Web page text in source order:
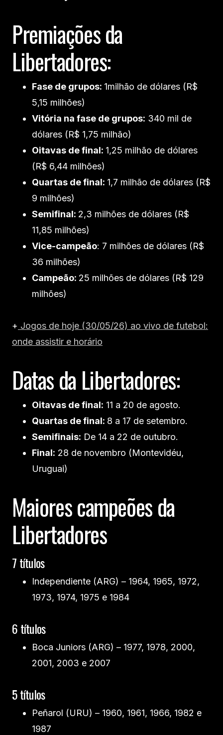
Premiações da
Libertadores:
Fase de grupos: 1milhão de dólares (R$
5,15 milhões)
Vitória na fase de grupos: 340 mil de
dólares (R$ 1,75 milhão)
Oitavas de final: 1,25 milhão de dólares
(R$ 6,44 milhões)
Quartas de final: 1,7 milhão de dólares (R$
9 milhões)
Semifinal: 2,3 milhões de dólares (R$
11,85 milhões)
Vice-campeão: 7 milhões de dólares (R$
36 milhões)
Campeão: 25 milhões de dólares (R$ 129
milhões)
+ Jogos de hoje (30/05/26) ao vivo de futebol:
onde assistir e horário
Datas da Libertadores:
Oitavas de final: 11 a 20 de agosto.
Quartas de final: 8 a 17 de setembro.
Semifinais: De 14 a 22 de outubro.
Final: 28 de novembro (Montevidéu,
Uruguai)
Maiores campeões da
Libertadores
7 títulos
Independiente (ARG) – 1964, 1965, 1972,
1973, 1974, 1975 e 1984
6 títulos
Boca Juniors (ARG) – 1977, 1978, 2000,
2001, 2003 e 2007
5 títulos
Peñarol (URU) – 1960, 1961, 1966, 1982 e
1987